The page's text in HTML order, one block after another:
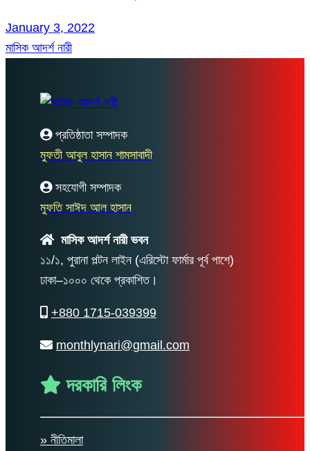
January 3, 2022
মাসিক আদর্শ নারী
প্রতিষ্ঠাতা সম্পাদক
মুফতী আবুল হাসান শামসাবাদী
সহযোগী সম্পাদক
মুফতি সাঈদ আল হাসান
মাসিক আদর্শ নারী ভবন
১১/১, পুরানা পল্টন লাইন (এরিস্টো ফার্মার পূর্ব পাশে)
ঢাকা–১০০০ থেকে প্রকাশিত।
+880 1715-039399
monthlynari@gmail.com
দরকারি লিংক
» নীতিমালা